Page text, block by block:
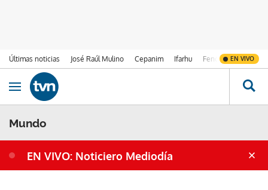
Últimas noticias José Raúl Mulino Cepanim Ifarhu Fenómeno de El
EN VIVO
Ir al contenido
Obrir navegació
Mundo
EN VIVO: Noticiero Mediodía